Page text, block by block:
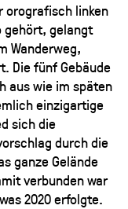
orografisch linken
gehört, gelangt
Wanderweg,
Die fünf Gebäude
aus wie im späten
einzigartige
sich die
durch die
ganze Gelände
verbunden war
2020 erfolgte.